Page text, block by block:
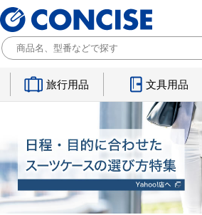
旅行用品 文具用品